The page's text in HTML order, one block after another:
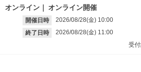
オンライン オンライン開催
開催日時 2026/08/28(金) 10:00
終了日時
2026/08/28(金) 11:00
受付